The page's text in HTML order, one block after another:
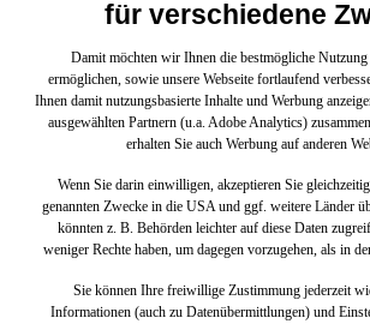
für verschiedene
Damit möchten wir Ihnen die bestmögliche Nutzung
ermöglichen, sowie unsere Webseite fortlaufend
Ihnen damit nutzungsbasierte Inhalte und Werbung
ausgewählten Partnern (u.a. Adobe Analytics)
erhalten Sie auch Werbung auf anderen
Wenn Sie darin einwilligen, akzeptieren Sie
genannten Zwecke in die USA und ggf. weitere Länder
könnten z. B. Behörden leichter auf diese Daten
weniger Rechte haben, um dagegen vorzugehen, als in
Sie können Ihre freiwillige Zustimmung jederzeit
Informationen (auch zu Datenübermittlungen) und